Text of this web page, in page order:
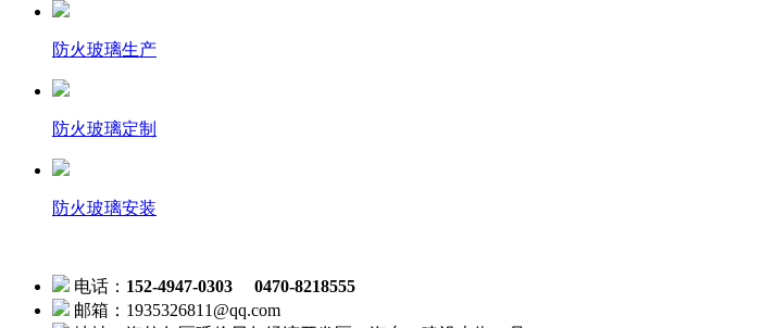
防火玻璃生产
防火玻璃定制
防火玻璃安装
电话： 152-4947-0303 0470-8218555
邮箱：1935326811@qq.com